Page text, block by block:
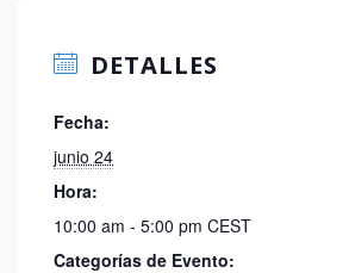
DETALLES
Fecha:
junio 24
Hora:
10:00 am - 5:00 pm CEST
Categorías de Evento: